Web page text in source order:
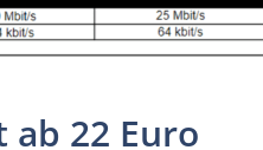
22 Euro